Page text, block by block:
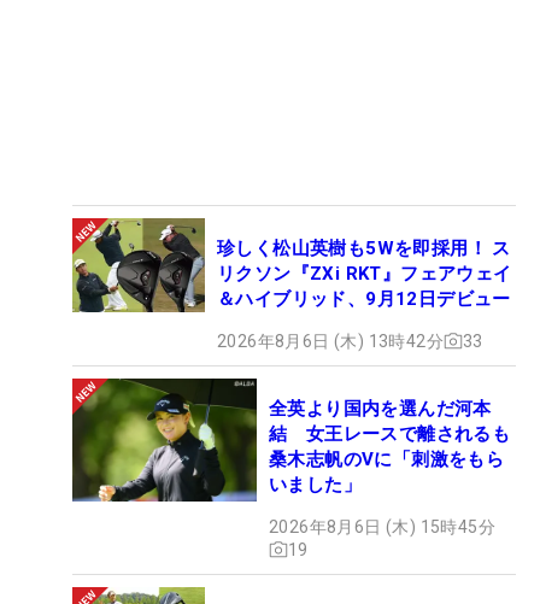
珍しく松山英樹も5Wを即採用！ ス
リクソン『ZXi RKT』フェアウェイ
＆ハイブリッド、9月12日デビュー
2026年8月6日 (木) 13時42分 33
全英より国内を選んだ河本
結 女王レースで離されるも
桑木志帆のVに「刺激をもら
いました」
2026年8月6日 (木) 15時45分
19